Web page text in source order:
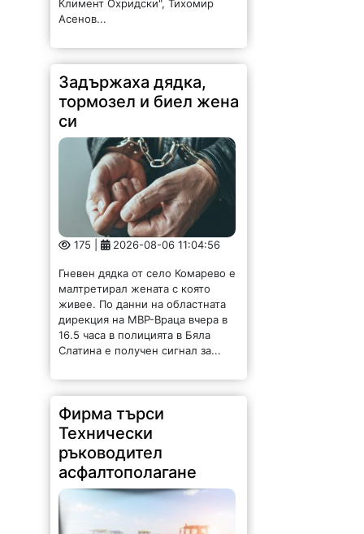
Асенов...
Задържаха дядка,
тормозел и биел жена
си
175 | 2026-08-06 11:04:56
малтретирал жената с която
живее. По данни на областната
дирекция на МВР-Враца вчера в
16.5 часа в полицията в Бяла
Слатина е получен сигнал за...
Фирма търси
Технически
ръководител
асфалтополагане